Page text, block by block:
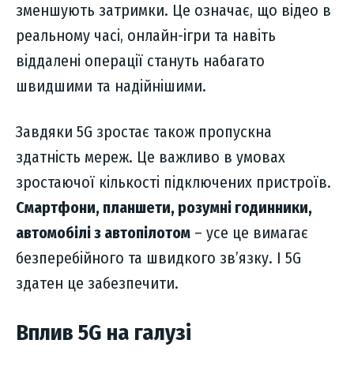
зменшують затримки. Це означає, що відео в
реальному часі, онлайн-ігри та навіть
віддалені операції стануть набагато
швидшими та надійнішими.
Завдяки 5G зростає також пропускна
здатність мереж. Це важливо в умовах
зростаючої кількості підключених пристроїв.
Смартфони, планшети, розумні годинники,
автомобілі з автопілотом – усе це вимагає
безперебійного та швидкого зв’язку. І 5G
здатен це забезпечити.
Вплив 5G на галузі